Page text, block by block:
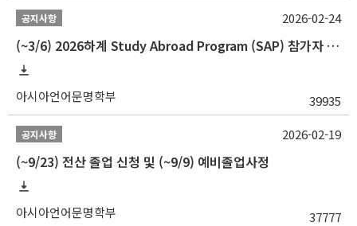
공지사항
(~3/6) 2026하계 Study Abroad Program (SAP) 참가자 모집 안내
아시아언어문명학부 39935
2026-02-24
공지사항
(~9/23) 전산 졸업 신청 및 (~9/9) 예비졸업사정
아시아언어문명학부 37777
2026-02-19